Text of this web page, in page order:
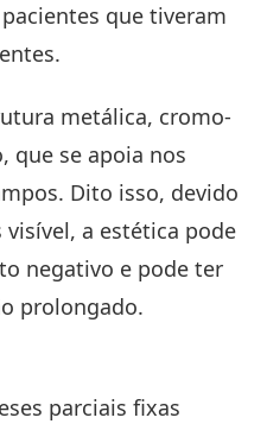
que tiveram
metálica, cromo-
que se apoia nos
Dito isso, devido
a estética pode
negativo e pode ter
prolongado.
parciais fixas